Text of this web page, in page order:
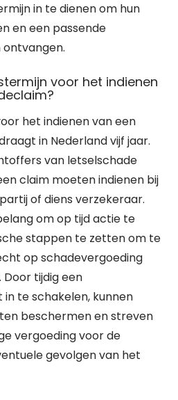
in te dienen om hun
en een passende
voor het indienen
het indienen van een
in Nederland vijf jaar.
van letselschade
claim moeten indienen bij
of diens verzekeraar.
om op tijd actie te
stappen te zetten om te
op schadevergoeding
tijdig een
te schakelen, kunnen
beschermen en streven
vergoeding voor de
gevolgen van het